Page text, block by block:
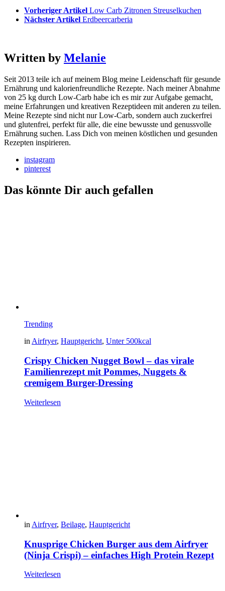
Vorheriger Artikel Low Carb Zitronen Streuselkuchen
Nächster Artikel Erdbeercarberia
Written by Melanie
Seit 2013 teile ich auf meinem Blog meine Leidenschaft für gesunde
Ernährung und kalorienfreundliche Rezepte. Nach meiner Abnahme
von 25 kg durch Low-Carb habe ich es mir zur Aufgabe gemacht,
meine Erfahrungen und kreativen Rezeptideen mit anderen zu teilen.
Meine Rezepte sind nicht nur Low-Carb, sondern auch zuckerfrei
und glutenfrei, perfekt für alle, die eine bewusste und genussvolle
Ernährung suchen. Lass Dich von meinen köstlichen und gesunden
Rezepten inspirieren.
instagram
pinterest
Das könnte Dir auch gefallen
Trending
inAirfryer, Hauptgericht, Unter 500kcal
Crispy Chicken Nugget Bowl – das virale
Familienrezept mit Pommes, Nuggets &
cremigem Burger-Dressing
Weiterlesen
in Airfryer, Beilage, Hauptgericht
Knusprige Chicken Burger aus dem Airfryer
(Ninja Crispi) – einfaches High Protein Rezept
Weiterlesen